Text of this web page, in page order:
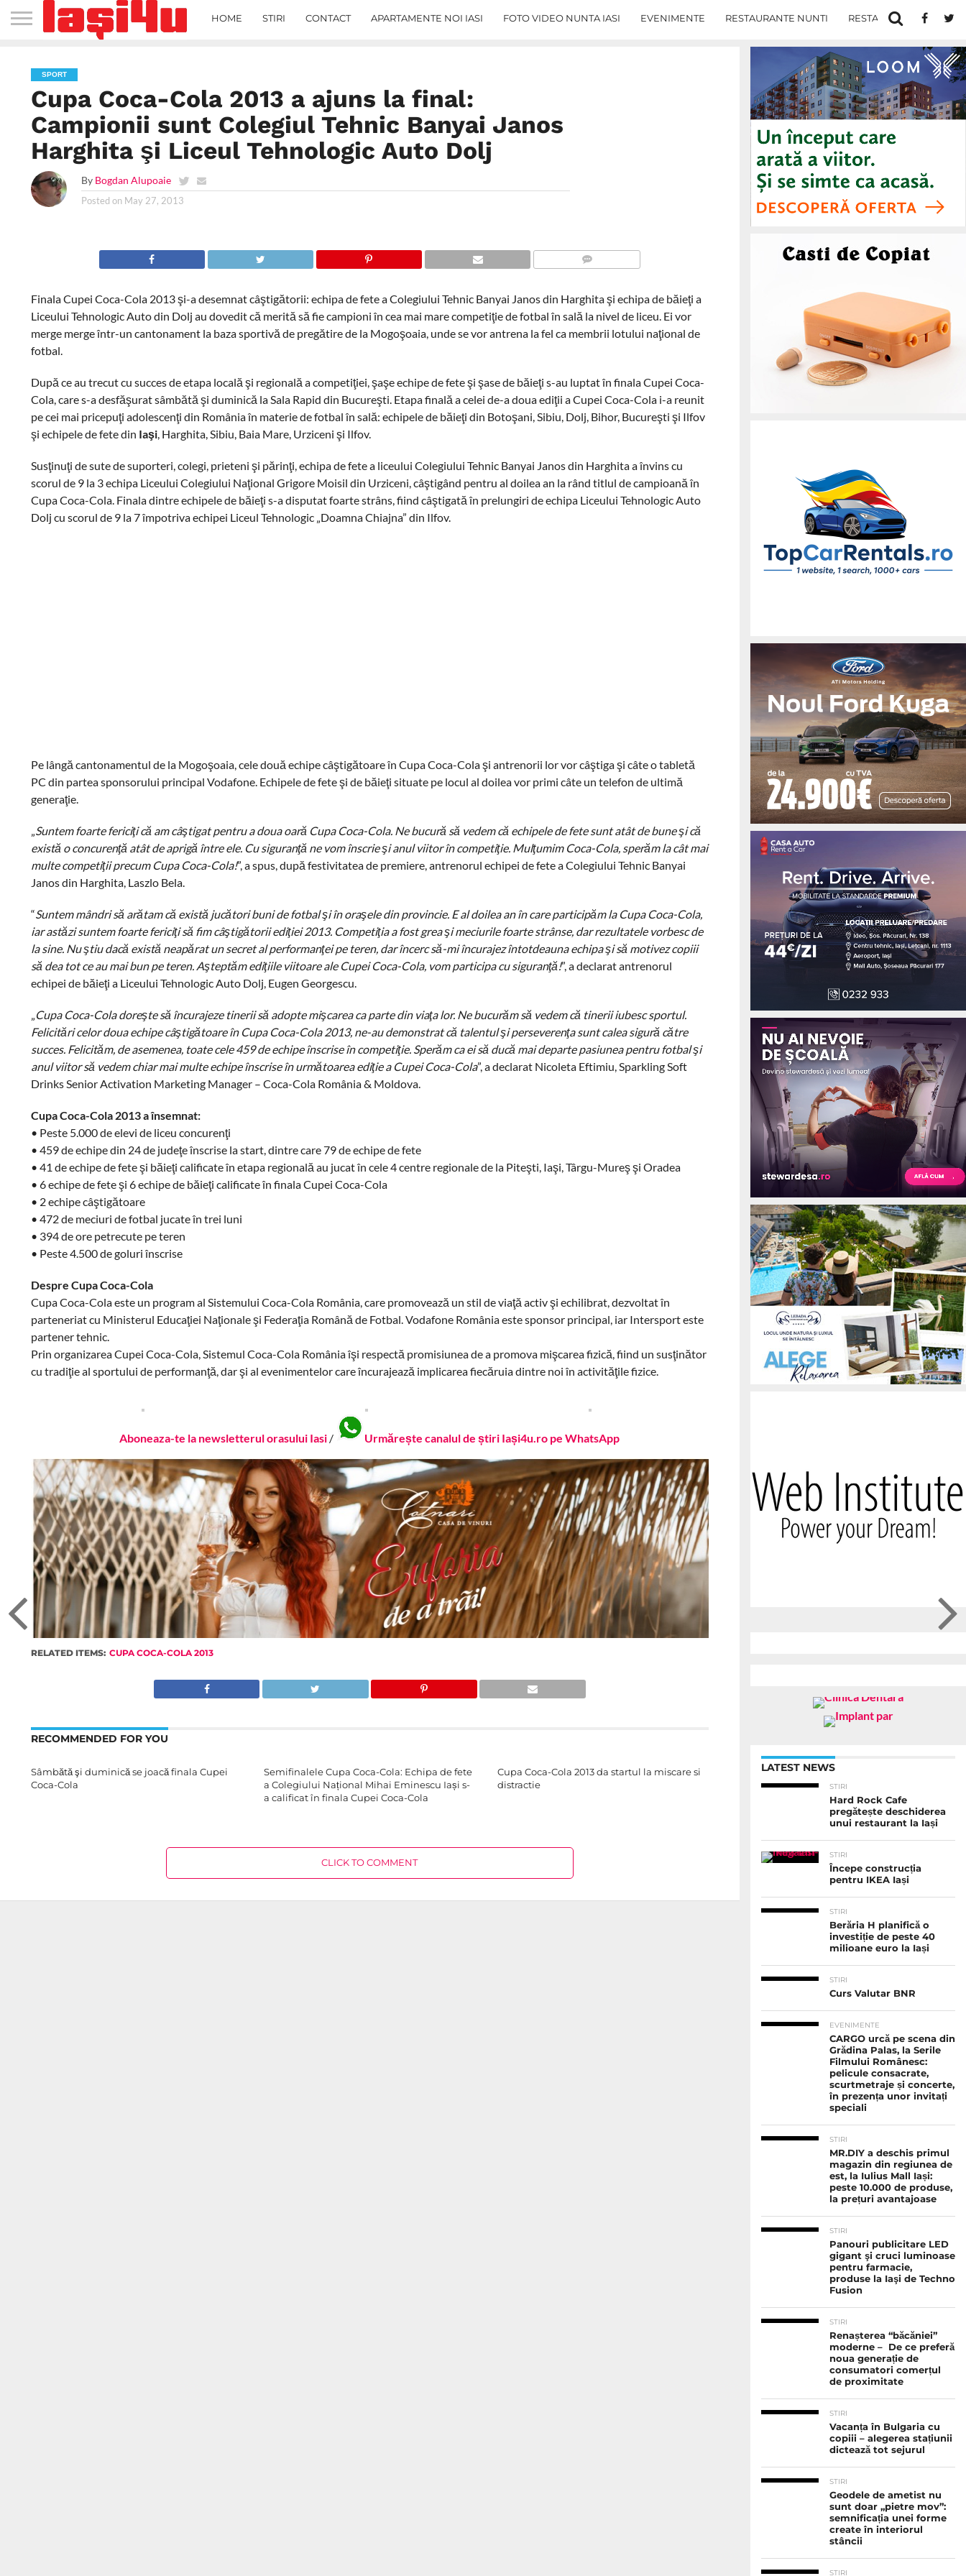
HOME STIRI CONTACT APARTAMENTE NOI IASI FOTO VIDEO NUNTA IASI EVENIMENTE RESTAURANTE NUNTI RESTAURANTE IN IASI
SPORT
Cupa Coca-Cola 2013 a ajuns la final:
Campionii sunt Colegiul Tehnic Banyai Janos
Harghita şi Liceul Tehnologic Auto Dolj
By Bogdan Alupoaie
Posted on May 27, 2013
Finala Cupei Coca-Cola 2013 şi-a desemnat câştigătorii: echipa de fete a Colegiului Tehnic Banyai Janos din Harghita şi echipa de băieţi a
Liceului Tehnologic Auto din Dolj au dovedit că merită să fie campioni în cea mai mare competiţie de fotbal în sală la nivel de liceu. Ei vor
merge merge într-un cantonament la baza sportivă de pregătire de la Mogoşoaia, unde se vor antrena la fel ca membrii lotului naţional de
fotbal.
După ce au trecut cu succes de etapa locală şi regională a competiţiei, şaşe echipe de fete şi şase de băieţi s-au luptat în finala Cupei Coca-
Cola, care s-a desfăşurat sâmbătă şi duminică la Sala Rapid din Bucureşti. Etapa finală a celei de-a doua ediţii a Cupei Coca-Cola i-a reunit
pe cei mai pricepuţi adolescenţi din România în materie de fotbal în sală: echipele de băieţi din Botoşani, Sibiu, Dolj, Bihor, Bucureşti şi Ilfov
şi echipele de fete din Iaşi, Harghita, Sibiu, Baia Mare, Urziceni şi Ilfov.
Susţinuţi de sute de suporteri, colegi, prieteni şi părinţi, echipa de fete a liceului Colegiului Tehnic Banyai Janos din Harghita a învins cu
scorul de 9 la 3 echipa Liceului Colegiului Naţional Grigore Moisil din Urziceni, câştigând pentru al doilea an la rând titlul de campioană în
Cupa Coca-Cola. Finala dintre echipele de băieţi s-a disputat foarte strâns, fiind câştigată în prelungiri de echipa Liceului Tehnologic Auto
Dolj cu scorul de 9 la 7 împotriva echipei Liceul Tehnologic „Doamna Chiajna” din Ilfov.
Pe lângă cantonamentul de la Mogoşoaia, cele două echipe câştigătoare în Cupa Coca-Cola şi antrenorii lor vor câştiga şi câte o tabletă
PC din partea sponsorului principal Vodafone. Echipele de fete şi de băieţi situate pe locul al doilea vor primi câte un telefon de ultimă
generaţie.
„Suntem foarte fericiţi că am câştigat pentru a doua oară Cupa Coca-Cola. Ne bucură să vedem că echipele de fete sunt atât de bune şi că
există o concurenţă atât de aprigă între ele. Cu siguranţă ne vom înscrie şi anul viitor în competiţie. Mulţumim Coca-Cola, sperăm la cât mai
multe competiţii precum Cupa Coca-Cola!”, a spus, după festivitatea de premiere, antrenorul echipei de fete a Colegiului Tehnic Banyai
Janos din Harghita, Laszlo Bela.
“Suntem mândri să arătam că există jucători buni de fotbal şi în oraşele din provincie. E al doilea an în care participăm la Cupa Coca-Cola,
iar astăzi suntem foarte fericiţi să fim câştigătorii ediţiei 2013. Competiţia a fost grea şi meciurile foarte strânse, dar rezultatele vorbesc de
la sine. Nu ştiu dacă există neapărat un secret al performanţei pe teren, dar încerc să-mi încurajez întotdeauna echipa şi să motivez copiii
să dea tot ce au mai bun pe teren. Aşteptăm ediţiile viitoare ale Cupei Coca-Cola, vom participa cu siguranţă!”, a declarat antrenorul
echipei de băieţi a Liceului Tehnologic Auto Dolj, Eugen Georgescu.
„Cupa Coca-Cola doreşte să încurajeze tinerii să adopte mişcarea ca parte din viaţa lor. Ne bucurăm să vedem că tinerii iubesc sportul.
Felicitări celor doua echipe câştigătoare în Cupa Coca-Cola 2013, ne-au demonstrat că talentul şi perseverenţa sunt calea sigură către
succes. Felicităm, de asemenea, toate cele 459 de echipe înscrise în competiţie. Sperăm ca ei să ducă mai departe pasiunea pentru fotbal şi
anul viitor să vedem chiar mai multe echipe înscrise în următoarea ediţie a Cupei Coca-Cola”, a declarat Nicoleta Eftimiu, Sparkling Soft
Drinks Senior Activation Marketing Manager – Coca-Cola România & Moldova.
Cupa Coca-Cola 2013 a însemnat:
• Peste 5.000 de elevi de liceu concurenţi
• 459 de echipe din 24 de judeţe înscrise la start, dintre care 79 de echipe de fete
• 41 de echipe de fete şi băieţi calificate în etapa regională au jucat în cele 4 centre regionale de la Piteşti, Iaşi, Târgu-Mureş şi Oradea
• 6 echipe de fete şi 6 echipe de băieţi calificate în finala Cupei Coca-Cola
• 2 echipe câştigătoare
• 472 de meciuri de fotbal jucate în trei luni
• 394 de ore petrecute pe teren
• Peste 4.500 de goluri înscrise
Despre Cupa Coca-Cola
Cupa Coca-Cola este un program al Sistemului Coca-Cola România, care promovează un stil de viaţă activ şi echilibrat, dezvoltat în
parteneriat cu Ministerul Educaţiei Naţionale şi Federaţia Română de Fotbal. Vodafone România este sponsor principal, iar Intersport este
partener tehnic.
Prin organizarea Cupei Coca-Cola, Sistemul Coca-Cola România îşi respectă promisiunea de a promova mişcarea fizică, fiind un susţinător
cu tradiţie al sportului de performanţă, dar şi al evenimentelor care încurajează implicarea fiecăruia dintre noi în activităţile fizice.
Aboneaza-te la newsletterul orasului Iasi / Urmărește canalul de știri Iași4u.ro pe WhatsApp
RELATED ITEMS: CUPA COCA-COLA 2013
RECOMMENDED FOR YOU
Sâmbătă şi duminică se joacă finala Cupei
Coca-Cola
Semifinalele Cupa Coca-Cola: Echipa de fete
a Colegiului Național Mihai Eminescu Iași s-
a calificat în finala Cupei Coca-Cola
Cupa Coca-Cola 2013 da startul la miscare si
distractie
CLICK TO COMMENT
LATEST NEWS
STIRI
Hard Rock Cafe
pregătește deschiderea
unui restaurant la Iași
STIRI
Începe construcția
pentru IKEA Iași
STIRI
Berăria H planifică o
investiție de peste 40
milioane euro la Iași
STIRI
Curs Valutar BNR
EVENIMENTE
CARGO urcă pe scena din
Grădina Palas, la Serile
Filmului Românesc:
pelicule consacrate,
scurtmetraje și concerte,
în prezența unor invitați
speciali
STIRI
MR.DIY a deschis primul
magazin din regiunea de
est, la Iulius Mall Iași:
peste 10.000 de produse,
la prețuri avantajoase
STIRI
Panouri publicitare LED
gigant şi cruci luminoase
pentru farmacie,
produse la Iaşi de Techno
Fusion
STIRI
Renașterea “băcăniei”
moderne – De ce preferă
noua generație de
consumatori comerțul
de proximitate
STIRI
Vacanța în Bulgaria cu
copiii – alegerea stațiunii
dictează tot sejurul
STIRI
Geodele de ametist nu
sunt doar „pietre mov”:
semnificația unei forme
create în interiorul
stâncii
STIRI